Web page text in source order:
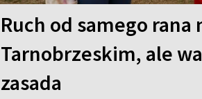
Ruch od samego
Tarnobrzeskim, ale
zasada